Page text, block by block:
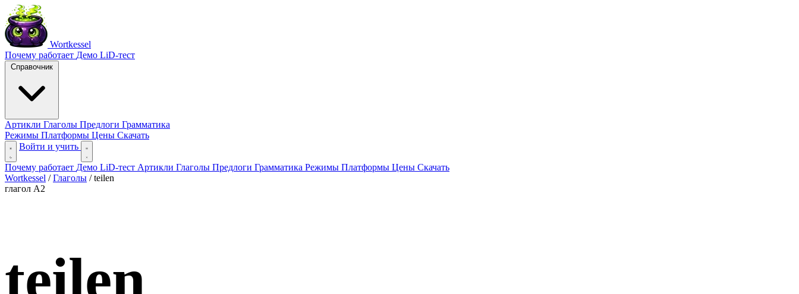
Wortkessel
Почему работает Демо LiD-тест
Справочник
Артикли Глаголы Предлоги Грамматика
Режимы Платформы Цены Скачать
Войти и учить
Почему работает Демо LiD-тест Артикли Глаголы Предлоги Грамматика Режимы Платформы Цены Скачать
Wortkessel / Глаголы / teilen
глагол A2
teilen